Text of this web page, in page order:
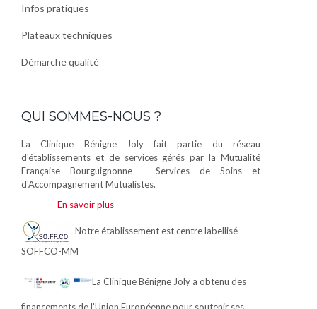
Infos pratiques
Plateaux techniques
Démarche qualité
QUI SOMMES-NOUS ?
La Clinique Bénigne Joly fait partie du réseau
d'établissements et de services gérés par la Mutualité
Française Bourguignonne - Services de Soins et
d'Accompagnement Mutualistes.
En savoir plus
Notre établissement est centre labellisé
SOFFCO-MM
La Clinique Bénigne Joly a obtenu des